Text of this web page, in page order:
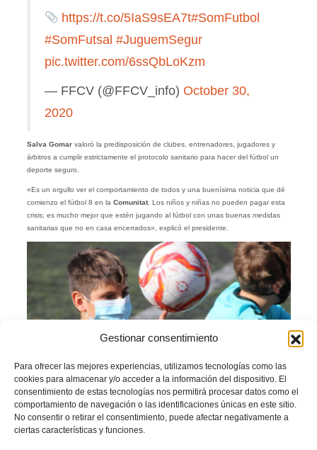
Gestionar consentimiento
Para ofrecer las mejores experiencias, utilizamos tecnologías como las
cookies para almacenar y/o acceder a la información del dispositivo. El
consentimiento de estas tecnologías nos permitirá procesar datos como el
comportamiento de navegación o las identificaciones únicas en este sitio.
No consentir o retirar el consentimiento, puede afectar negativamente a
ciertas características y funciones.
https://t.co/5IaS9sEA7t#SomFutbol
#SomFutsal #JuguemSegur
pic.twitter.com/6ssQbLoKzm
— FFCV (@FFCV_info) October 30,
2020
Salva Gomarvaloró la predisposición de clubes, entrenadores, jugadores y
árbitros a cumplir estrictamente el protocolo sanitario para hacer del fútbol un
deporte seguro.
«Es un orgullo ver el comportamiento de todos y una buenísima noticia que dé
comienzo el fútbol 8 en la Comunitat. Los niños y niñas no pueden pagar esta
crisis; es mucho mejor que estén jugando al fútbol con unas buenas medidas
sanitarias que no en casa encerrados», explicó el presidente.
TwitterCompartir